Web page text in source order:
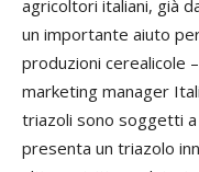
agricoltori italiani, già
un importante aiuto
produzioni cerealicole
marketing manager
triazoli sono soggetti
presenta un triazolo